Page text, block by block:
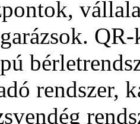
rendszer,